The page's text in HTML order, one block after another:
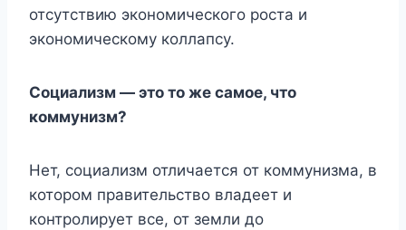
отсутствию экономического роста и
экономическому коллапсу.
Социализм — это то же самое, что
коммунизм?
Нет, социализм отличается от коммунизма, в
котором правительство владеет и
контролирует все, от земли до